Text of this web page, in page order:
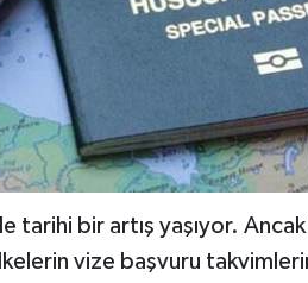
tarihi bir artış yaşıyor.
vize başvuru